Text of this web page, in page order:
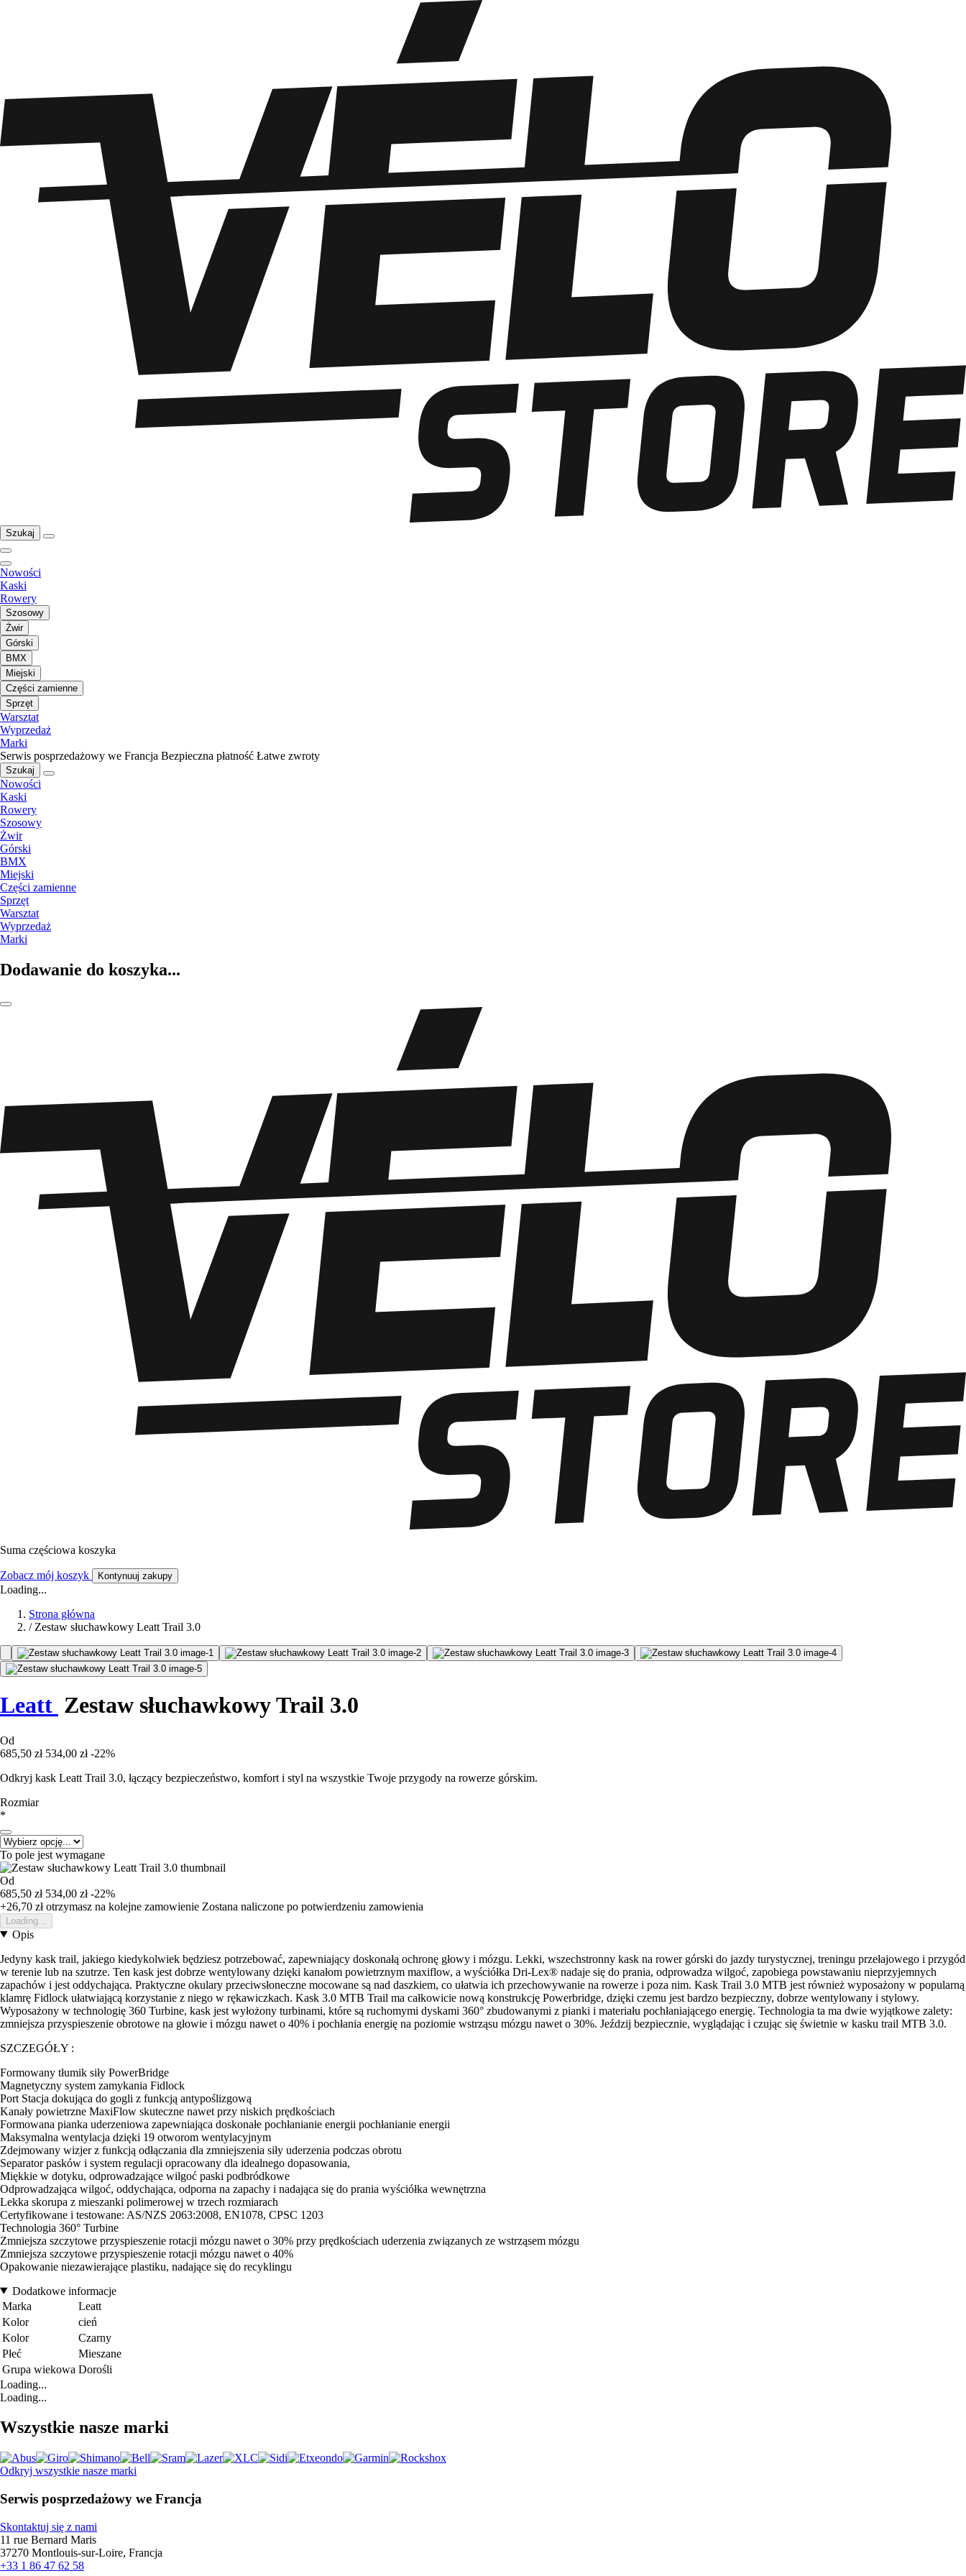
Szukaj
Nowości
Kaski
Rowery
Szosowy
Żwir
Górski
BMX
Miejski
Części zamienne
Sprzęt
Warsztat
Wyprzedaż
Marki
Serwis posprzedażowy we Francja Bezpieczna płatność Łatwe zwroty
Szukaj
Nowości
Kaski
Rowery
Szosowy
Żwir
Górski
BMX
Miejski
Części zamienne
Sprzęt
Warsztat
Wyprzedaż
Marki
Dodawanie do koszyka...
Suma częściowa koszyka
Zobacz mój koszyk Kontynuuj zakupy
Loading...
Strona główna
/ Zestaw słuchawkowy Leatt Trail 3.0
Leatt Zestaw słuchawkowy Trail 3.0
Od
685,50 zł 534,00 zł -22%
Odkryj kask Leatt Trail 3.0, łączący bezpieczeństwo, komfort i styl na wszystkie Twoje przygody na rowerze górskim.
Rozmiar
*
To pole jest wymagane
Od
685,50 zł 534,00 zł -22%
+26,70 złotrzymasz na kolejne zamowienie Zostana naliczone po potwierdzeniu zamowienia
Loading...
Opis
Jedyny kask trail, jakiego kiedykolwiek będziesz potrzebować, zapewniający doskonałą ochronę głowy i mózgu. Lekki, wszechstronny kask na rower górski do jazdy turystycznej, treningu przełajowego i przygód
w terenie lub na szutrze. Ten kask jest dobrze wentylowany dzięki kanałom powietrznym maxiflow, a wyściółka Dri-Lex® nadaje się do prania, odprowadza wilgoć, zapobiega powstawaniu nieprzyjemnych
zapachów i jest oddychająca. Praktyczne okulary przeciwsłoneczne mocowane są nad daszkiem, co ułatwia ich przechowywanie na rowerze i poza nim. Kask Trail 3.0 MTB jest również wyposażony w popularną
klamrę Fidlock ułatwiającą korzystanie z niego w rękawiczkach. Kask 3.0 MTB Trail ma całkowicie nową konstrukcję Powerbridge, dzięki czemu jest bardzo bezpieczny, dobrze wentylowany i stylowy.
Wyposażony w technologię 360 Turbine, kask jest wyłożony turbinami, które są ruchomymi dyskami 360° zbudowanymi z pianki i materiału pochłaniającego energię. Technologia ta ma dwie wyjątkowe zalety:
zmniejsza przyspieszenie obrotowe na głowie i mózgu nawet o 40% i pochłania energię na poziomie wstrząsu mózgu nawet o 30%. Jeździj bezpiecznie, wyglądając i czując się świetnie w kasku trail MTB 3.0.
SZCZEGÓŁY :
Formowany tłumik siły PowerBridge
Magnetyczny system zamykania Fidlock
Port Stacja dokująca do gogli z funkcją antypoślizgową
Kanały powietrzne MaxiFlow skuteczne nawet przy niskich prędkościach
Formowana pianka uderzeniowa zapewniająca doskonałe pochłanianie energii pochłanianie energii
Maksymalna wentylacja dzięki 19 otworom wentylacyjnym
Zdejmowany wizjer z funkcją odłączania dla zmniejszenia siły uderzenia podczas obrotu
Separator pasków i system regulacji opracowany dla idealnego dopasowania,
Miękkie w dotyku, odprowadzające wilgoć paski podbródkowe
Odprowadzająca wilgoć, oddychająca, odporna na zapachy i nadająca się do prania wyściółka wewnętrzna
Lekka skorupa z mieszanki polimerowej w trzech rozmiarach
Certyfikowane i testowane: AS/NZS 2063:2008, EN1078, CPSC 1203
Technologia 360° Turbine
Zmniejsza szczytowe przyspieszenie rotacji mózgu nawet o 30% przy prędkościach uderzenia związanych ze wstrząsem mózgu
Zmniejsza szczytowe przyspieszenie rotacji mózgu nawet o 40%
Opakowanie niezawierające plastiku, nadające się do recyklingu
Dodatkowe informacje
Marka
Leatt
Kolor
cień
Kolor
Czarny
Płeć
Mieszane
Grupa wiekowa Dorośli
Loading...
Loading...
Wszystkie nasze marki
Odkryj wszystkie nasze marki
Serwis posprzedażowy we Francja
Skontaktuj się z nami
11 rue Bernard Maris
37270 Montlouis-sur-Loire, Francja
+33 1 86 47 62 58